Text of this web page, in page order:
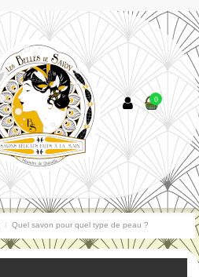
0
Quel savon pour quel type de peau ?